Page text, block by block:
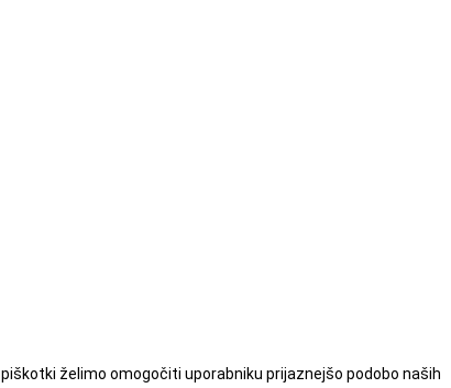
želimo omogočiti uporabniku prijaznejšo podobo naših